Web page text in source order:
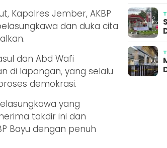
Kapolres Jember, AKBP
dan duka cita
dan Abd Wafi
di lapangan, yang selalu
demokrasi.
yang
takdir ini dan
Bayu dengan penuh